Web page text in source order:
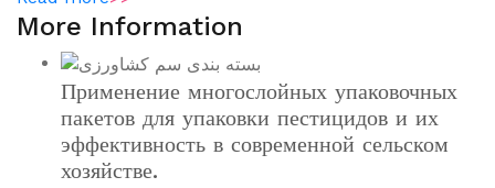
More Information
Применение многослойных упаковочных
пакетов для упаковки пестицидов и их
эффективность в современной сельском
хозяйстве.